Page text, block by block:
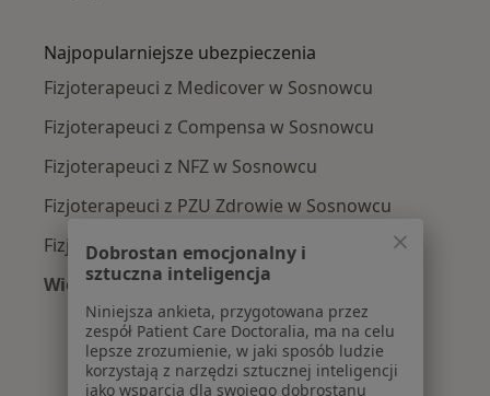
Najpopularniejsze ubezpieczenia
Fizjoterapeuci z Medicover w Sosnowcu
Fizjoterapeuci z Compensa w Sosnowcu
Fizjoterapeuci z NFZ w Sosnowcu
Fizjoterapeuci z PZU Zdrowie w Sosnowcu
Fizjoterapeuci z Allianz w Sosnowcu
Więcej (10)
Więcej w kategorii: Najpopularniejsze
Dobrostan emocjonalny i
sztuczna inteligencja
Niniejsza ankieta, przygotowana przez
zespół Patient Care Doctoralia, ma na celu
lepsze zrozumienie, w jaki sposób ludzie
korzystają z narzędzi sztucznej inteligencji
jako wsparcia dla swojego dobrostanu